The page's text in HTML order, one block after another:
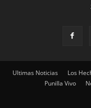
Ultimas Noticias Los
Punilla Vivo